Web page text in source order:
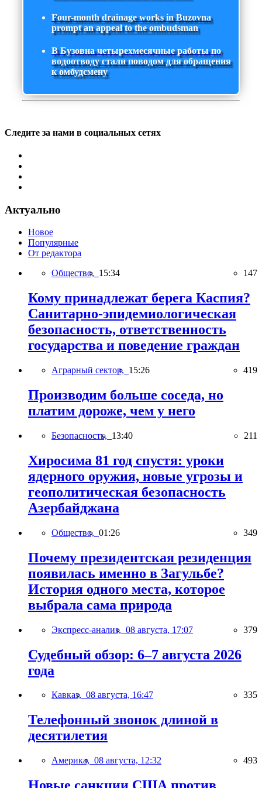
Four-month drainage works in Buzovna
prompt an appeal to the ombudsman
В Бузовна четырехмесячные работы по
водоотводу стали поводом для обращения
к омбудсмену
Следите за нами в социальных сетях
Актуально
Новое
Популярные
От редактора
Общество, 15:34 147
Кому принадлежат берега Каспия?
Санитарно-эпидемиологическая
безопасность, ответственность
государства и поведение граждан
Аграрный сектор, 15:26 419
Производим больше соседа, но
платим дороже, чем у него
Безопасность, 13:40 211
Хиросима 81 год спустя: уроки
ядерного оружия, новые угрозы и
геополитическая безопасность
Азербайджана
Общество, 01:26 349
Почему президентская резиденция
появилась именно в Загульбе?
История одного места, которое
выбрала сама природа
Экспресс-анализ, 08 августа, 17:07 379
Судебный обзор: 6–7 августа 2026
года
Кавказ, 08 августа, 16:47 335
Телефонный звонок длиной в
десятилетия
Америка, 08 августа, 12:32 493